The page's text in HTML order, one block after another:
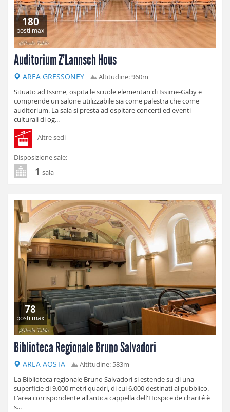
180
posti max
Auditorium Z’Lannsch Hous
AREA GRESSONEY
Altitudine: 960m
Situato ad Issime, ospita le scuole elementari di Issime-Gaby e
comprende un salone utilizzabile sia come palestra che come
auditorium. La sala si presta ad ospitare concerti ed eventi
culturali di og...
Altre sedi
Disposizione sale:
1 sala
78
posti max
Biblioteca Regionale Bruno Salvadori
AREA AOSTA
Altitudine: 583m
La Biblioteca regionale Bruno Salvadori si estende su di una
superficie di 9.000 metri quadri, di cui 6.000 destinati al pubblico.
L'area corrispondente all'antica cappella dell'Hospice de charité è
s...